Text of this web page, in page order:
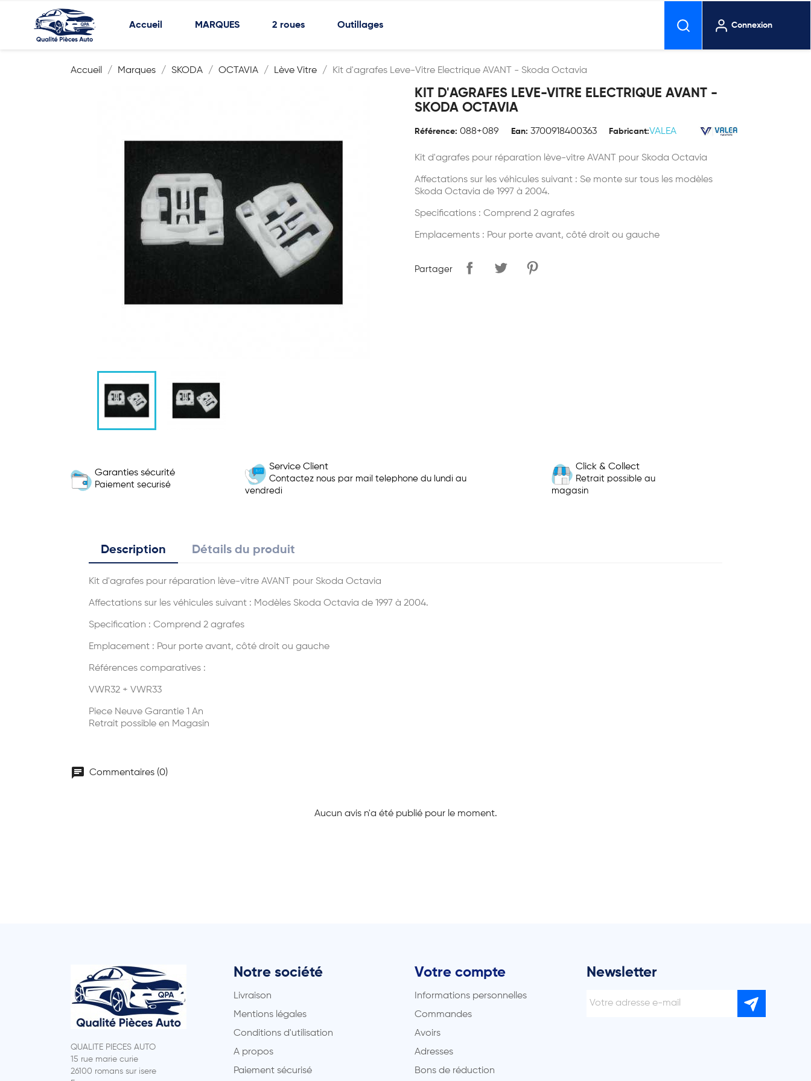
Accueil MARQUES 2 roues Outillages Connexion
Accueil Marques SKODA OCTAVIA Lève Vitre Kit d'agrafes Leve-Vitre Electrique AVANT - Skoda Octavia
KIT D'AGRAFES LEVE-VITRE ELECTRIQUE AVANT -
SKODA OCTAVIA
Référence: 088+089 Ean: 3700918400363 Fabricant:VALEA
Kit d'agrafes pour réparation lève-vitre AVANT pour Skoda Octavia
Affectations sur les véhicules suivant : Se monte sur tous les modèles
Skoda Octavia de 1997 à 2004.
Specifications : Comprend 2 agrafes
Emplacements : Pour porte avant, côté droit ou gauche
Partager
Garanties sécurité
Paiement securisé
Service Client
Contactez nous par mail telephone du lundi au
vendredi
Click & Collect
Retrait possible au
magasin
Description Détails du produit
Kit d'agrafes pour réparation lève-vitre AVANT pour Skoda Octavia
Affectations sur les véhicules suivant : Modèles Skoda Octavia de 1997 à 2004.
Specification : Comprend 2 agrafes
Emplacement : Pour porte avant, côté droit ou gauche
Références comparatives :
VWR32 + VWR33
Piece Neuve Garantie 1 An
Retrait possible en Magasin
chat Commentaires (0)
Aucun avis n'a été publié pour le moment.
QUALITE PIECES AUTO
15 rue marie curie
26100 romans sur isere
Notre société
Livraison
Mentions légales
Conditions d'utilisation
A propos
Paiement sécurisé
Votre compte
Informations personnelles
Commandes
Avoirs
Adresses
Bons de réduction
Newsletter